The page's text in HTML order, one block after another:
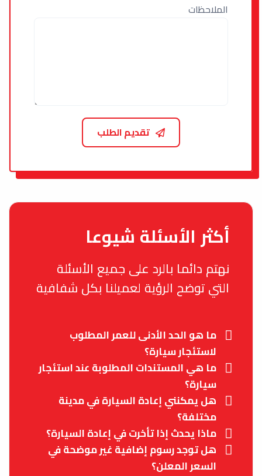
الملاحظات
تقديم الطلب
أكثر الأسئلة شيوعا
نهتم دائما بالرد على جميع الأسئلة
التي توضح الرؤية لعميلنا بكل شفافية
ما هو الحد الأدنى للعمر المطلوب
لاستئجار سيارة؟
ما هي المستندات المطلوبة عند استئجار
سيارة؟
هل يمكنني إعادة السيارة في مدينة
مختلفة؟
ماذا يحدث إذا تأخرت في إعادة السيارة؟
هل توجد رسوم إضافية غير موضحة في
السعر المعلن؟